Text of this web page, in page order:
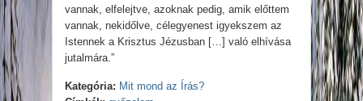
vannak, elfelejtve, azoknak pedig, amik előttem
vannak, nekidőlve, célegyenest igyekszem az
Istennek a Krisztus Jézusban […] való elhívása
jutalmára.”
Kategória: Mit mond az Írás?